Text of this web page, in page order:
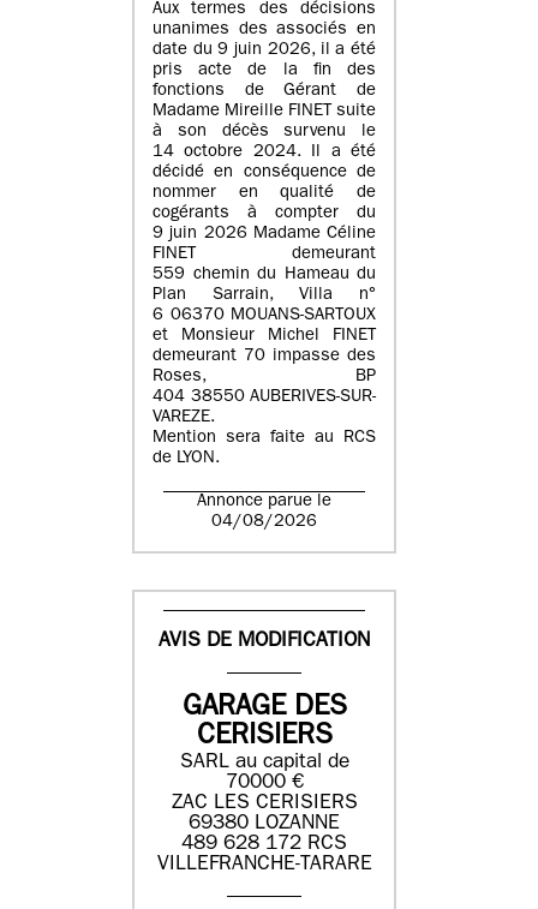
Aux termes des décisions
unanimes des associés en
date du 9 juin 2026, il a été
pris acte de la fin des
fonctions de Gérant de
Madame Mireille FINET suite
à son décès survenu le
14 octobre 2024. Il a été
décidé en conséquence de
nommer en qualité de
cogérants à compter du
9 juin 2026 Madame Céline
FINET demeurant
559 chemin du Hameau du
Plan Sarrain, Villa n°
6 06370 MOUANS-SARTOUX
et Monsieur Michel FINET
demeurant 70 impasse des
Roses, BP
404 38550 AUBERIVES-SUR-
VAREZE.
Mention sera faite au RCS
de LYON.
Annonce parue le
04/08/2026
AVIS DE MODIFICATION
GARAGE DES
CERISIERS
SARL au capital de
70000 €
ZAC LES CERISIERS
69380 LOZANNE
489 628 172 RCS
VILLEFRANCHE-TARARE